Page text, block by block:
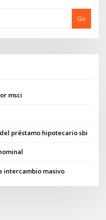
Go
msci
préstamo hipotecario sbi
intercambio masivo